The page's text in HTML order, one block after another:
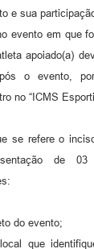
e sua
evento em que
apoiado(a)
o evento,
no “ICMS
se refere o
de 03
do evento;
que